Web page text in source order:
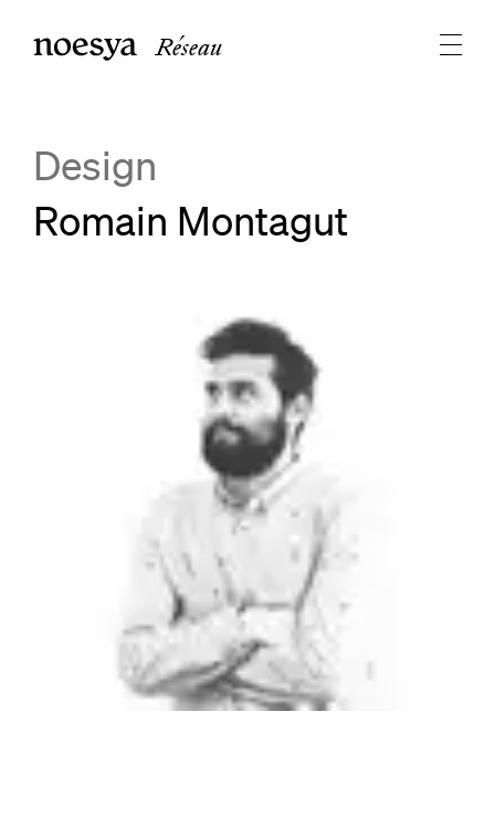
Réseau
Design
Romain Montagut